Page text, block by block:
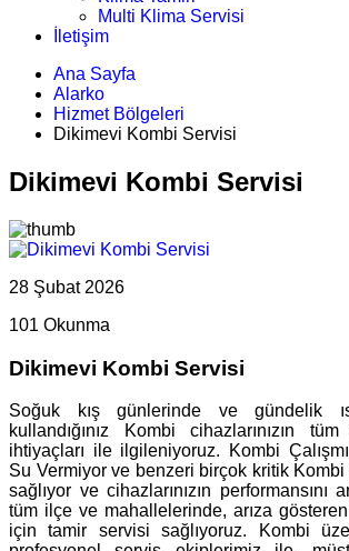
Multi Klima Servisi
İletişim
Ana Sayfa
Alarko
Hizmet Bölgeleri
Dikimevi Kombi Servisi
Dikimevi Kombi Servisi
28 Şubat 2026
101 Okunma
Dikimevi Kombi Servisi
Soğuk kış günlerinde ve gündelik
kullandığınız Kombi cihazlarınızın
ihtiyaçları ile ilgileniyoruz. Kombi
Su Vermiyor ve benzeri birçok kritik Kombi
sağlıyor ve cihazlarınızın performansını
tüm ilçe ve mahallelerinde, arıza
için tamir servisi sağlıyoruz. Kombi